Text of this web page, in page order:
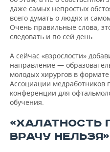
даже самых непростых
всего думать о людях и
Очень правильные слова,
следовать и по сей день.
А сейчас «взрослости»
направление —
молодых хирургов в
Ассоциации медработников
конференции для
обучения.
«ХАЛАТНОСТЬ
ВРАЧУ НЕЛЬЗЯ»